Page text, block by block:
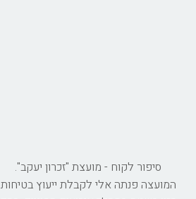
סיפור לקוח - מועצת "זכרון יעקב".
המועצה פנתה אלי לקבלת ייעוץ בטיחות